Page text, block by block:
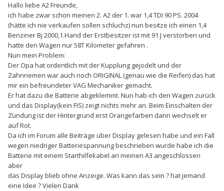
Hallo liebe A2 Freunde,
ich habe zwar schon meinen 2. A2 der 1. war 1,4 TDI 90 PS. 2004
(hätte ich nie verkaufen sollen schluchz) nun besitze ich einen 1,4
Benziner Bj 2000,1.Hand der Erstbesitzer ist mit 91 J verstorben und
hatte den Wagen nur 58T Kilometer gefahren .
Nun mein Problem:
Der Opa hat ordentlich mit der Kupplung gejodelt und der
Zahnriemen war auch noch ORIGINAL (genau wie die Reifen) das hat
mir ein befreundeter VAG Mechaniker gemacht.
Er hat dazu die Batterie abgeklemmt. Nun hab ich den Wagen zurück
und das Display(kein FIS) zeigt nichts mehr an. Beim Einschalten der
Zündung ist der Hintergrund erst Orangefarben dann wechselt er
auf Rot.
Da ich im Forum alle Beiträge über Display gelesen habe und ein Fall
wegen niedriger Batteriespannung beschrieben wurde habe ich die
Batterie mit einem Starthilfekabel an meinen A3 angeschlossen
aber
das Display blieb ohne Anzeige. Was kann das sein ? hat jemand
eine Idee ? Vielen Dank